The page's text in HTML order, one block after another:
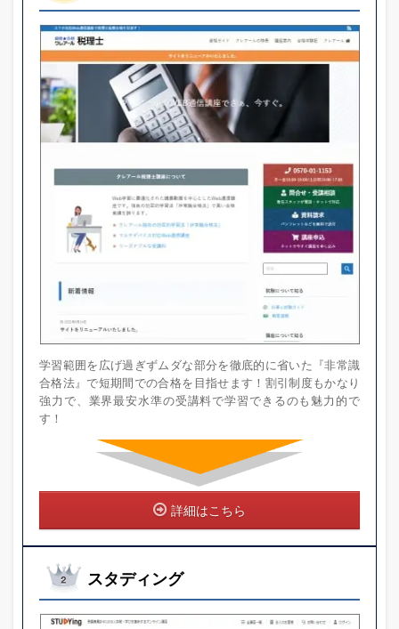
学習範囲を広げ過ぎずムダな部分を徹底的に省いた『非常識
合格法』で短期間での合格を目指せます！割引制度もかなり
強力で、業界最安水準の受講料で学習できるのも魅力的で
す！
詳細はこちら
スタディング